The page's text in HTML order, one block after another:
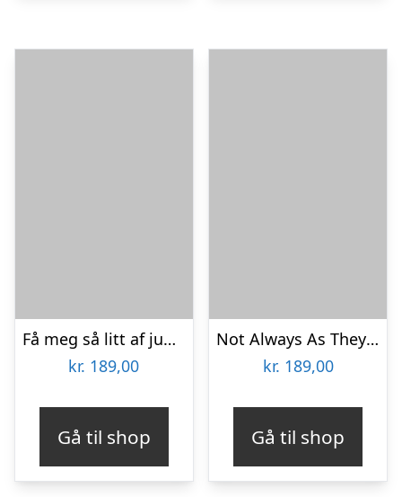
Få meg så litt af jummel designstudio
kr. 189,00
Gå til shop
Not Always As They Seem af Rikke Axelsen
kr. 189,00
Gå til shop